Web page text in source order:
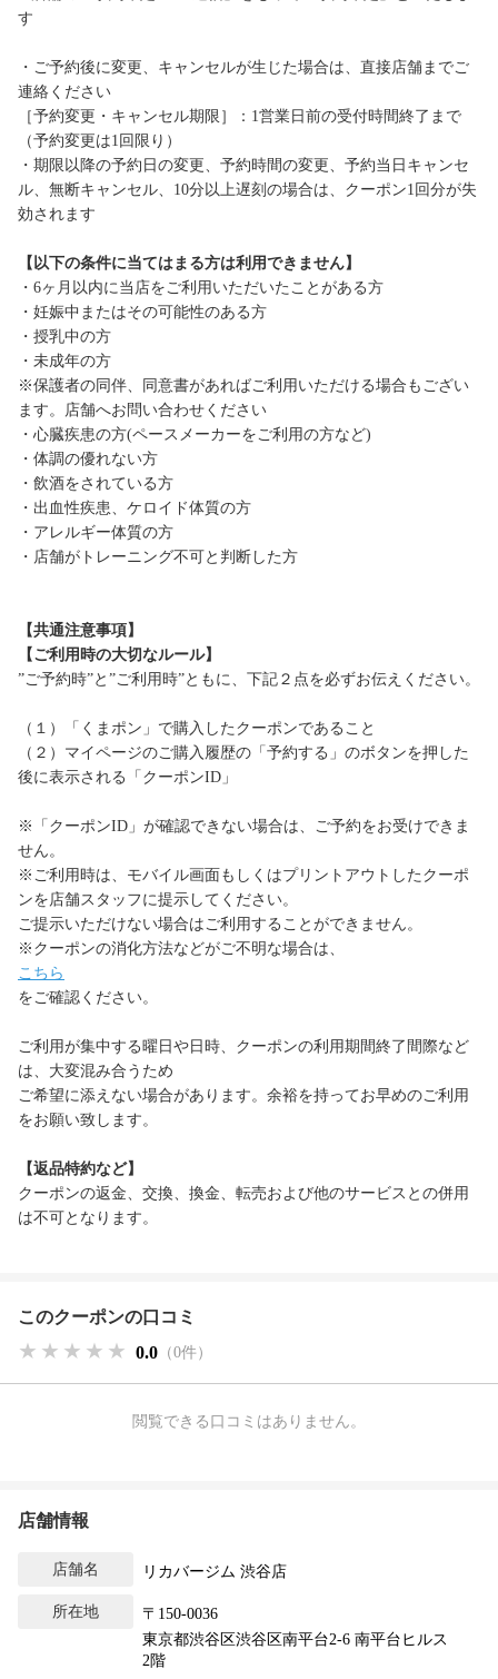
す
・ご予約後に変更、キャンセルが生じた場合は、直接店舗までご
連絡ください
［予約変更・キャンセル期限］：1営業日前の受付時間終了まで
（予約変更は1回限り）
・期限以降の予約日の変更、予約時間の変更、予約当日キャンセ
ル、無断キャンセル、10分以上遅刻の場合は、クーポン1回分が失
効されます
【以下の条件に当てはまる方は利用できません】
・6ヶ月以内に当店をご利用いただいたことがある方
・妊娠中またはその可能性のある方
・授乳中の方
・未成年の方
※保護者の同伴、同意書があればご利用いただける場合もござい
ます。店舗へお問い合わせください
・心臓疾患の方(ペースメーカーをご利用の方など)
・体調の優れない方
・飲酒をされている方
・出血性疾患、ケロイド体質の方
・アレルギー体質の方
・店舗がトレーニング不可と判断した方
【共通注意事項】
【ご利用時の大切なルール】
”ご予約時”と”ご利用時”ともに、下記２点を必ずお伝えください。
（１）「くまポン」で購入したクーポンであること
（２）マイページのご購入履歴の「予約する」のボタンを押した
後に表示される「クーポンID」
※「クーポンID」が確認できない場合は、ご予約をお受けできま
せん。
※ご利用時は、モバイル画面もしくはプリントアウトしたクーポ
ンを店舗スタッフに提示してください。
ご提示いただけない場合はご利用することができません。
※クーポンの消化方法などがご不明な場合は、
こちら
をご確認ください。
ご利用が集中する曜日や日時、クーポンの利用期間終了間際など
は、大変混み合うため
ご希望に添えない場合があります。余裕を持ってお早めのご利用
をお願い致します。
【返品特約など】
クーポンの返金、交換、換金、転売および他のサービスとの併用
は不可となります。
このクーポンの口コミ
★★★★★
★★★★★
★★★★★ 0.0 （0件）
閲覧できる口コミはありません。
店舗情報
店舗名 リカバージム 渋谷店
所在地
〒150-0036
東京都渋谷区渋谷区南平台2-6 南平台ヒルス
2階